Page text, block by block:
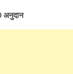
अनुदान